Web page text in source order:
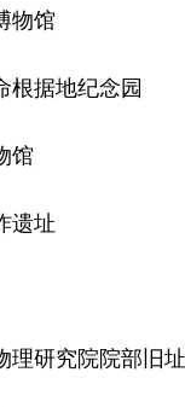
馆
据地纪念园
馆
址
研究院院部旧址